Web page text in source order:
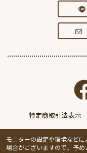
特定商取引法表示
モニターの設定や環境など
場合がございますので、予め